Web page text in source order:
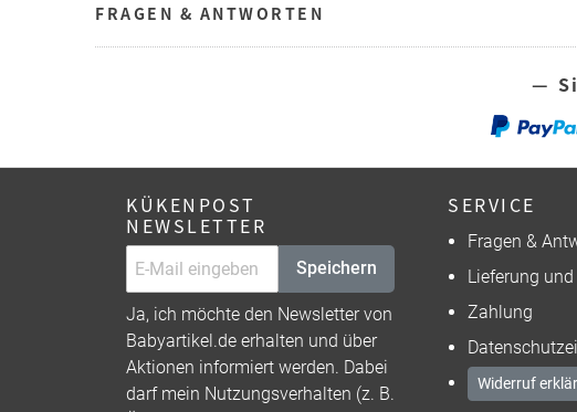
FRAGEN & ANTWORTEN
—
KÜKENPOST
NEWSLETTER
Speichern
Ja, ich möchte den Newsletter von
Babyartikel.de erhalten und über
Aktionen informiert werden. Dabei
darf mein Nutzungsverhalten (z. B.
SERVICE
Fragen &
Lieferung
Zahlung
Widerruf